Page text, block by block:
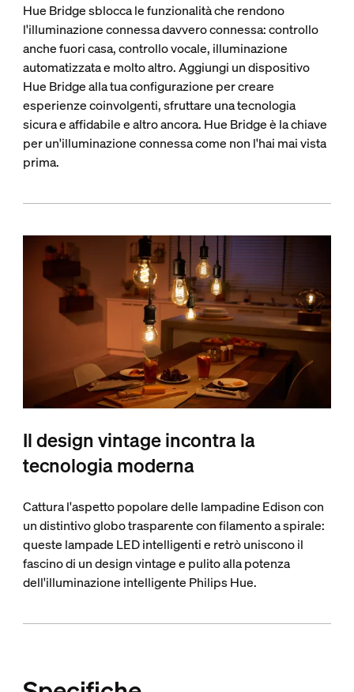
Hue Bridge sblocca le funzionalità che rendono
l'illuminazione connessa davvero connessa: controllo
anche fuori casa, controllo vocale, illuminazione
automatizzata e molto altro. Aggiungi un dispositivo
Hue Bridge alla tua configurazione per creare
esperienze coinvolgenti, sfruttare una tecnologia
sicura e affidabile e altro ancora. Hue Bridge è la chiave
per un'illuminazione connessa come non l'hai mai vista
prima.
Il design vintage incontra la
tecnologia moderna
Cattura l'aspetto popolare delle lampadine Edison con
un distintivo globo trasparente con filamento a spirale:
queste lampade LED intelligenti e retrò uniscono il
fascino di un design vintage e pulito alla potenza
dell'illuminazione intelligente Philips Hue.